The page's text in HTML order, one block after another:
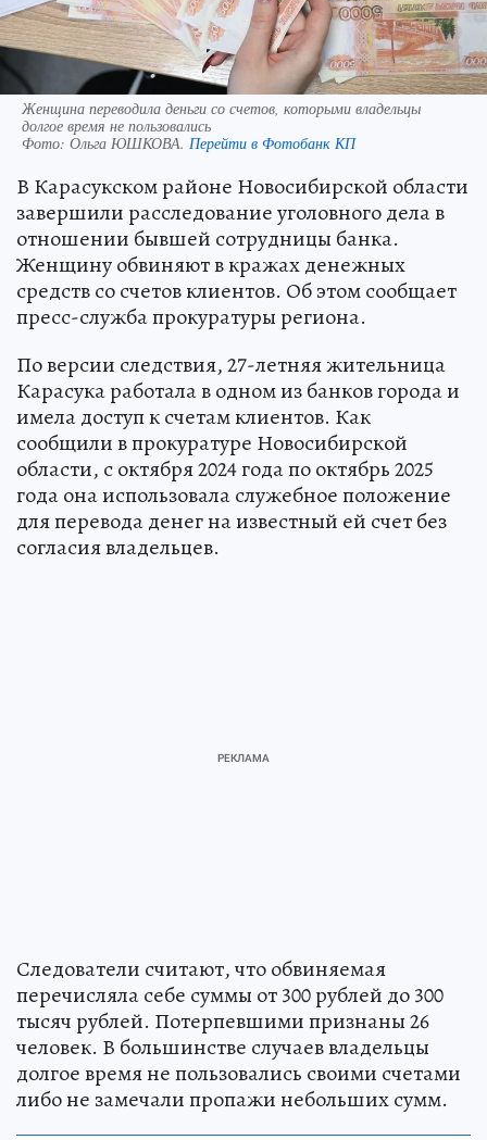
Женщина переводила деньги со счетов, которыми владельцы
долгое время не пользовались
Фото: Ольга ЮШКОВА. Перейти в Фотобанк КП
В Карасукском районе Новосибирской области
завершили расследование уголовного дела в
отношении бывшей сотрудницы банка.
Женщину обвиняют в кражах денежных
средств со счетов клиентов. Об этом сообщает
пресс-служба прокуратуры региона.
По версии следствия, 27-летняя жительница
Карасука работала в одном из банков города и
имела доступ к счетам клиентов. Как
сообщили в прокуратуре Новосибирской
области, с октября 2024 года по октябрь 2025
года она использовала служебное положение
для перевода денег на известный ей счет без
согласия владельцев.
Следователи считают, что обвиняемая
перечисляла себе суммы от 300 рублей до 300
тысяч рублей. Потерпевшими признаны 26
человек. В большинстве случаев владельцы
долгое время не пользовались своими счетами
либо не замечали пропажи небольших сумм.